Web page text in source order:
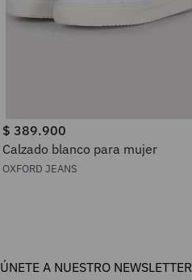
$ 389.900
Calzado blanco para mujer
OXFORD JEANS
ÚNETE A NUESTRO NEWSLETTER